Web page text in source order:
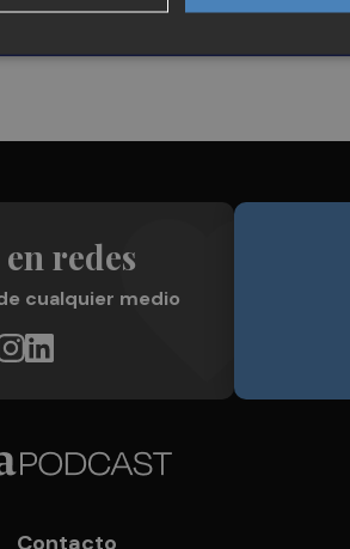
redes
cualquier medio
Contacto